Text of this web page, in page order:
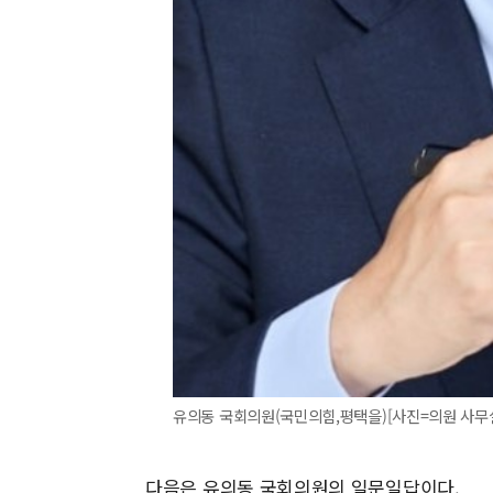
유의동 국회의원(국민의힘,평택을)[사진=의원 사
다음은 유의동 국회의원의 일문일답이다.